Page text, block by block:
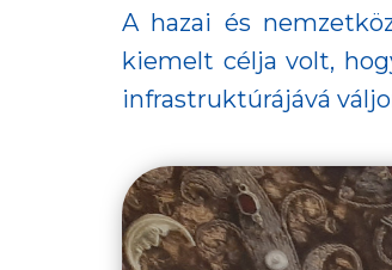
A hazai és
kiemelt célja volt,
infrastruktúrájává